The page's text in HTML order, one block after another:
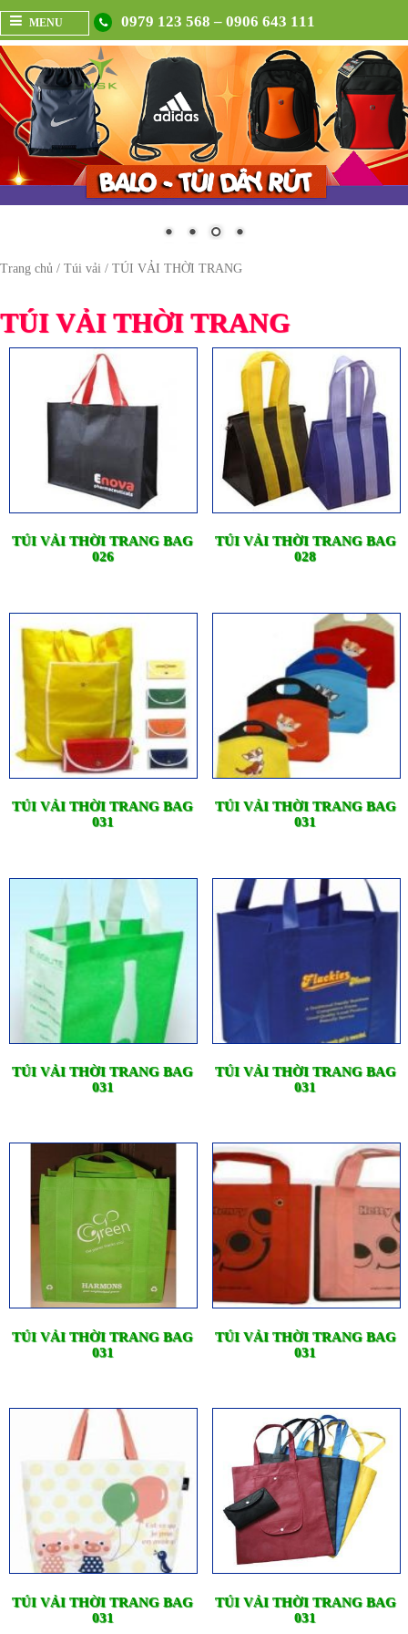
MENU 0979 123 568 – 0906 643 111
Trang chủ / Túi vải / TÚI VẢI THỜI TRANG
TÚI VẢI THỜI TRANG
TÚI VẢI THỜI TRANG BAG
026
TÚI VẢI THỜI TRANG BAG
028
TÚI VẢI THỜI TRANG BAG
031
TÚI VẢI THỜI TRANG BAG
031
TÚI VẢI THỜI TRANG BAG
031
TÚI VẢI THỜI TRANG BAG
031
TÚI VẢI THỜI TRANG BAG
031
TÚI VẢI THỜI TRANG BAG
031
TÚI VẢI THỜI TRANG BAG
031
TÚI VẢI THỜI TRANG BAG
031